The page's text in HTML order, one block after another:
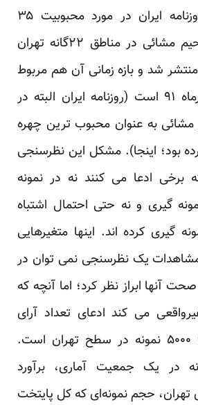
نظرسنجی توسط روزنامه ایران در مورد محبوبیت ۳۵
درصدی اسفندیار رحیم مشائی در مناطق ۲۲گانه تهران
بود که ۸ مرداد ۹۲ منتشر شد و بازه زمانی آن هم مربوط
به هفته پایانی مهرماه ۹۱ است (روزنامه ایران البته در
۹۱ هم از مشائی به عنوان محبوب ترین چهره
بود؛ اینجا). مشکل این نظرسنجی
برخی ادعا می کنند نه در نمونه
گیری و نه حتی احتمال اشتباه
گیری کرده اند. اینها متغیرهایی
مشاهدات یک نظرسنجی نمی توان در
آنها ابراز نظر کرد؛ اما آنچه که
می کند ادعای تعداد آرای
نمونه بین ۴۵۰۰ تا ۵۰۰۰ نمونه در سطح تهران است.
در یک جمعیت آماری، برآورد
حجم نمونه‌ای که کل پایتخت